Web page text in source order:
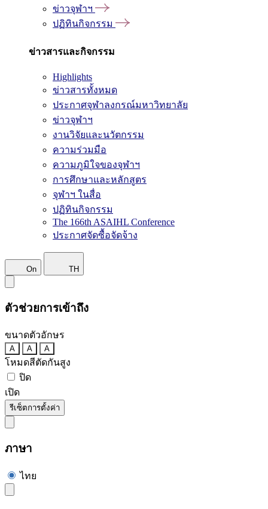
ข่าวจุฬาฯ
ปฏิทินกิจกรรม
ข่าวสารและกิจกรรม
Highlights
ข่าวสารทั้งหมด
ประกาศจุฬาลงกรณ์มหาวิทยาลัย
ข่าวจุฬาฯ
งานวิจัยและนวัตกรรม
ความร่วมมือ
ความภูมิใจของจุฬาฯ
การศึกษาและหลักสูตร
จุฬาฯ ในสื่อ
ปฏิทินกิจกรรม
The 166th ASAIHL Conference
ประกาศจัดซื้อจัดจ้าง
On TH
ตัวช่วยการเข้าถึง
ขนาดตัวอักษร
A A A
โหมดสีตัดกันสูง
ปิด
เปิด
รีเซ็ตการตั้งค่า
ภาษา
ไทย